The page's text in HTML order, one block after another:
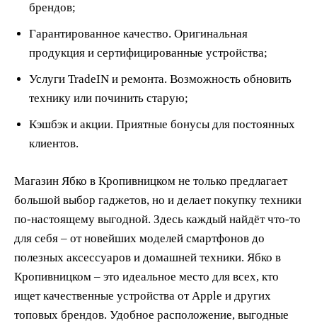
брендов;
Гарантированное качество. Оригинальная
продукция и сертифицированные устройства;
Услуги TradeIN и ремонта. Возможность обновить
технику или починить старую;
Кэшбэк и акции. Приятные бонусы для постоянных
клиентов.
Магазин Ябко в Кропивницком не только предлагает
большой выбор гаджетов, но и делает покупку техники
по-настоящему выгодной. Здесь каждый найдёт что-то
для себя – от новейших моделей смартфонов до
полезных аксессуаров и домашней техники. Ябко в
Кропивницком – это идеальное место для всех, кто
ищет качественные устройства от Apple и других
топовых брендов. Удобное расположение, выгодные